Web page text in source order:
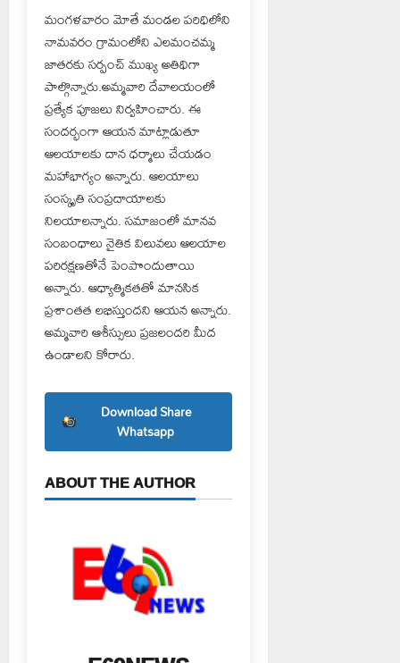
మంగళవారం మోతే మండల పరిధిలోని
నామవరం గ్రామంలోని ఎలమంచమ్మ
జాతరకు సర్పంచ్ ముఖ్య అతిథిగా
పాల్గొన్నారు.అమ్మవారి దేవాలయంలో
ప్రత్యేక పూజలు నిర్వహించారు. ఈ
సందర్భంగా ఆయన మాట్లాడుతూ
ఆలయాలకు దాన ధర్మాలు చేయడం
మహాభాగ్యం అన్నారు. ఆలయాలు
సంస్కృతి సంప్రదాయాలకు
నిలయాలన్నారు. సమాజంలో మానవ
సంబంధాలు నైతిక విలువలు ఆలయాల
పరిరక్షణతోనే పెంపొందుతాయి
అన్నారు. ఆధ్యాత్మికతతో మానసిక
ప్రశాంతత లభిస్తుందని ఆయన అన్నారు.
అమ్మవారి ఆశీస్సులు ప్రజలందరి మీద
ఉండాలని కోరారు.
Download Share
Whatsapp
ABOUT THE AUTHOR